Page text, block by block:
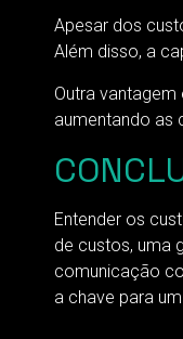
Apesar dos
Além disso, a
Outra
aumentando as
Entender os
de custos, uma
comunicação
a chave para